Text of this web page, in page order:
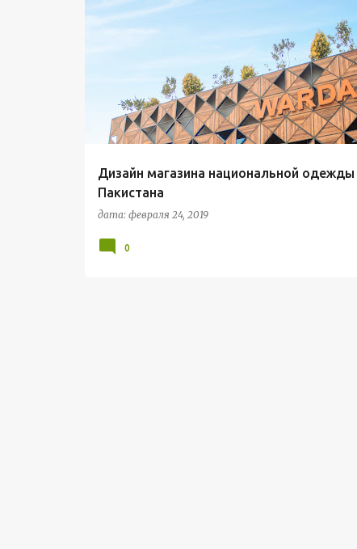
Дизайн магазина национальной одежды
Пакистана
дата: февраля 24, 2019
0